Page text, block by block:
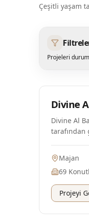
Çeşitli yaşam
Projeleri
Divine
Divine Al
inşaat
minimum
daire ile
Majan
69
Projeyi